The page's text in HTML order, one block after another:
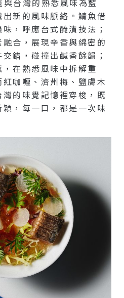
台灣的熟悉風味為藍
新的風味脈絡。鯖魚借
，呼應台式醃漬技法；
合，展現辛香與綿密的
錯，碰撞出鹹香餘韻；
在熟悉風味中拆解重
咖喱、濟州梅、鹽膚木
的味覺記憶裡穿梭，既
，每一口，都是一次味